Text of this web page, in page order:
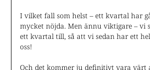
I vilket fall som helst – ett kvartal har
mycket nöjda. Men ännu viktigare – vi
ett kvartal till, så att vi sedan har ett
oss!
Och det kommer ju definitivt vara värt